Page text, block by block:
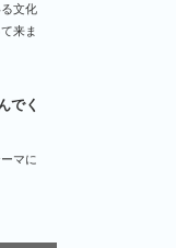
文化
来ま
でく
マに